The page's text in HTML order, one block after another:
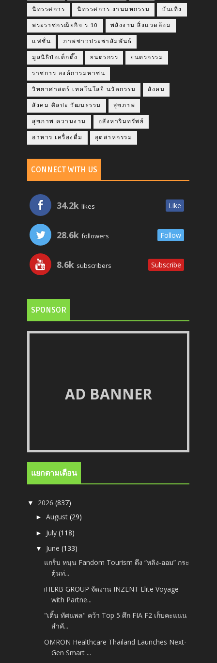
นิทรรศการ นิทรรศการ งานมหกรรม บันเทิง
พระราชกรณียกิจ ร.10 พลังงาน สิ่งแวดล้อม
แฟชั่น ภาพข่าวประชาสัมพันธ์
มูลนิธิป่อเต็กตึ๊ง ยนตรกรร ยนตรกรรม
ราชการ องค์การมหาชน
วิทยาศาสตร์ เทคโนโลยี นวัตกรรม สังคม
สังคม ศิลปะ วัฒนธรรม สุขภาพ
สุขภาพ ความงาม อสังหาริมทรัพย์
อาหาร เครื่องดื่ม อุตสาหกรรม
CONNECT WITH US
34.2k likes Like
28.6k followers Follow
8.6k subscribers Subscribe
SPONSOR
AD BANNER
แยกตามเดือน
▼ 2026(837)
►August(29)
► July(118)
▼ June(133)
แกร็บ หนุน Fandom Tourism ดึง “หลิง-ออม” กระ
ตุ้นท่...
iHERB GROUP จัดงาน INZENT Elite Voyage
with Partne...
"เติ้น ทัศนพล" คว้า Top 5 ศึก FIA F2 เก็บคะแนน
สำคั...
OMRON Healthcare Thailand Launches Next-
Gen Smart ...